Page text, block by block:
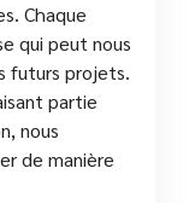
Chaque
qui peut nous
futurs projets.
partie
nous
de manière